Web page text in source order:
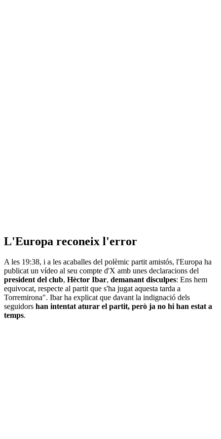
L'Europa reconeix l'error
A les 19:38, i a les acaballes del polèmic partit amistós, l'Europa ha
publicat un vídeo al seu compte d'X amb unes declaracions del
president del club, Hèctor Ibar, demanant disculpes: Ens hem
equivocat, respecte al partit que s'ha jugat aquesta tarda a
Torremirona". Ibar ha explicat que davant la indignació dels
seguidors han intentat aturar el partit, però ja no hi han estat a
temps.